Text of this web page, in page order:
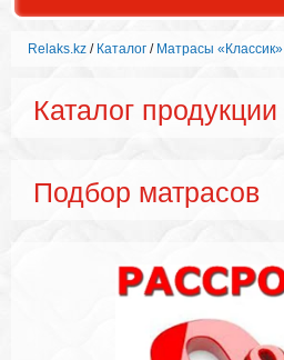
Relaks.kz / Каталог / Матрасы «Классик»
Каталог продукции
Подбор матрасов